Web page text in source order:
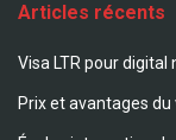
Articles récents
Visa LTR pour digital
Prix et avantages